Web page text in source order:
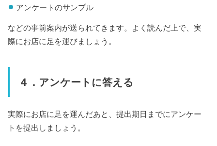
アンケートのサンプル
などの事前案内が送られてきます。よく読んだ上で、実
際にお店に足を運びましょう。
４．アンケートに答える
実際にお店に足を運んだあと、提出期日までにアンケー
トを提出しましょう。